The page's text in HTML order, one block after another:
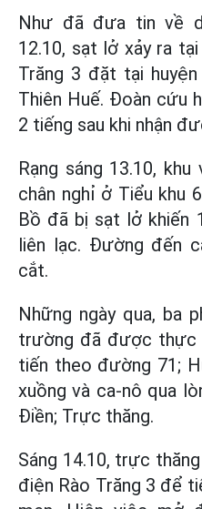
Như đã đưa tin về
12.10, sạt lở xảy ra
Trăng 3 đặt tại
Thiên Huế. Đoàn cứu
2 tiếng sau khi nhận
Rạng sáng 13.10,
chân nghỉ ở Tiểu khu
Bồ đã bị sạt lở khiến
liên lạc. Đường đến
cắt.
Những ngày qua, ba
trường đã được thực
tiến theo đường 71;
xuồng và ca-nô qua
Điền; Trực thăng.
Sáng 14.10, trực
điện Rào Trăng 3 để